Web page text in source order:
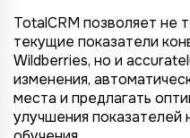
TotalCRM позволяет не
текущие показатели
Wildberries, но и
изменения,
места и предлагать
улучшения